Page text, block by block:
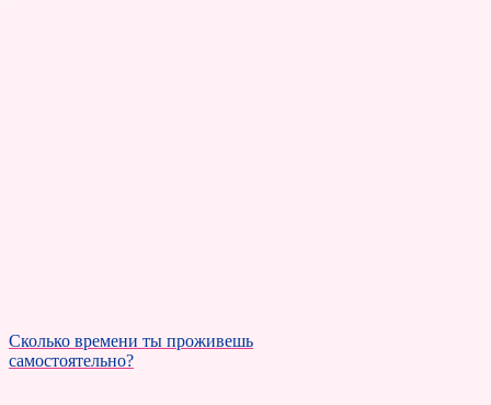
Сколько времени ты проживешь
самостоятельно?